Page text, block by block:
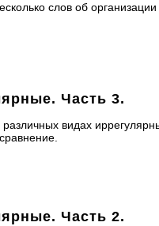
слов об
Часть 3.
видах
Часть 2.